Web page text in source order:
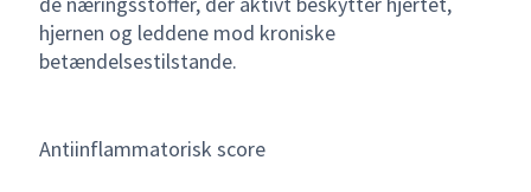
hjernen og leddene mod kroniske
betændelsestilstande.
Antiinflammatorisk score